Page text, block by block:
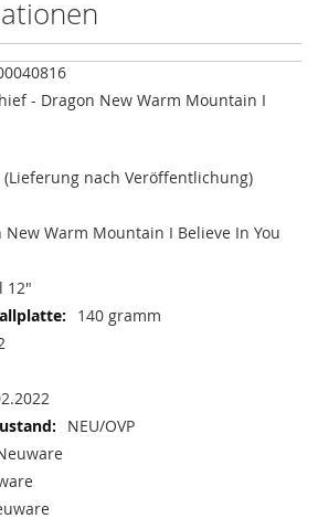
- Dragon New Warm Mountain I
(Lieferung nach Veröffentlichung)
New Warm Mountain I Believe In You
12"
140 gramm
NEU/OVP